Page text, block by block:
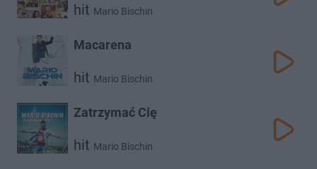
hit Mario Bischin
Macarena
hit Mario Bischin
Zatrzymać Cię
hit Mario Bischin